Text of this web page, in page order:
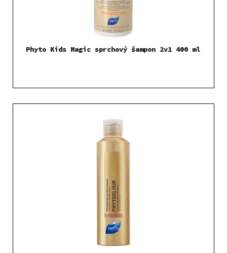
Phyto Kids Magic sprchový šampon 2v1 400 ml